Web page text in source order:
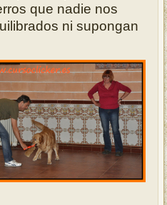
que nadie nos
ni supongan